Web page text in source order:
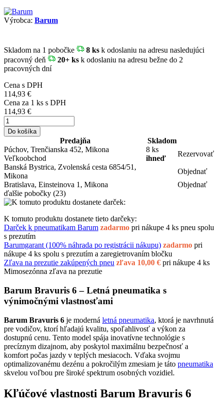
Výrobca: Barum
Skladom na 1 pobočke 8 ks k odoslaniu na adresu nasledujúci
pracovný deň
20+ ks k odoslaniu na adresu bežne do 2
pracovných dní
Cena s DPH
114,93 €
Cena za 1 ks s DPH
114,93 €
Do košíka
Predajňa
Skladom
Púchov, Trenčianska 452, Mikona
Veľkoobchod
8 ks
ihneď
Rezervovať
Banská Bystrica, Zvolenská cesta 6854/51,
Mikona
Objednať
Bratislava, Einsteinova 1, Mikona
Objednať
ďalšie pobočky (23)
K tomuto produktu dostanete tieto darčeky:
Darček k pneumatikam Barum zadarmo pri nákupe 4 ks pneu spolu
s prezutím
Barumgarant (100% náhrada po registrácii nákupu) zadarmo pri
nákupe 4 ks spolu s prezutím a zaregietrovaním bločku
Zľava na prezutie zakúpených pneu zľava 10,00 € pri nákupe 4 ks
Mimosezónna zľava na prezutie
Barum Bravuris 6 – Letná pneumatika s
výnimočnými vlastnosťami
Barum Bravuris 6 je moderná letná pneumatika, ktorá je navrhnutá
pre vodičov, ktorí hľadajú kvalitu, spoľahlivosť a výkon za
dostupnú cenu. Tento model spája inovatívne technológie s
precíznym dizajnom, aby poskytol maximálnu bezpečnosť a
komfort počas jazdy v teplých mesiacoch. Vďaka svojmu
optimalizovanému dezénu a pokročilým zmesiam je táto pneumatika
skvelou voľbou pre široké spektrum osobných vozidiel.
Kľúčové vlastnosti Barum Bravuris 6